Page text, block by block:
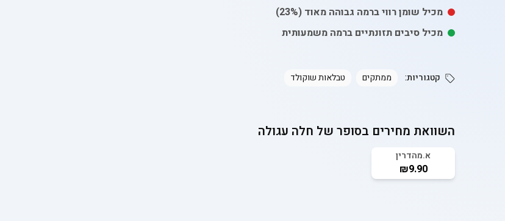
מכיל שומן רוויברמה גבוהה מאוד (23%)
מכיל סיבים תזונתיים ברמה משמעותית
קטגוריות: ממתקים טבלאות שוקולד
השוואת מחירים בסופר של חלה עגולה
א.מהדרין
₪9.90